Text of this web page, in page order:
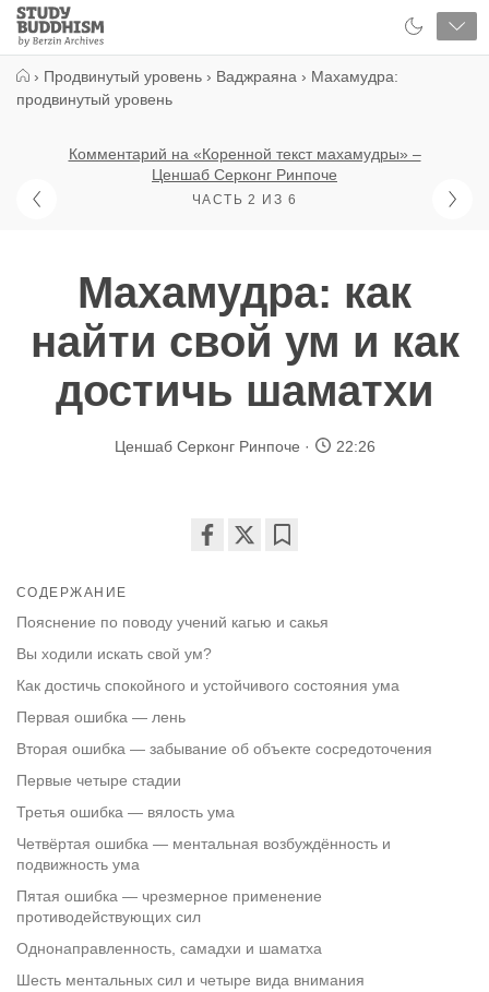
Close
Study
Buddhism
› Продвинутый уровень › Ваджраяна › Махамудра:
продвинутый уровень
Комментарий на «Коренной текст махамудры» –
Ценшаб Серконг Ринпоче
ЧАСТЬ 2 ИЗ 6
Махамудра: как
найти свой ум и как
достичь шаматхи
Ценшаб Серконг Ринпоче 22:26
facebook
СОДЕРЖАНИЕ
Пояснение по поводу учений кагью и сакья
Вы ходили искать свой ум?
Как достичь спокойного и устойчивого состояния ума
Первая ошибка — лень
Вторая ошибка — забывание об объекте сосредоточения
Первые четыре стадии
Третья ошибка — вялость ума
Четвёртая ошибка — ментальная возбуждённость и
подвижность ума
Пятая ошибка — чрезмерное применение
противодействующих сил
Однонаправленность, самадхи и шаматха
Шесть ментальных сил и четыре вида внимания